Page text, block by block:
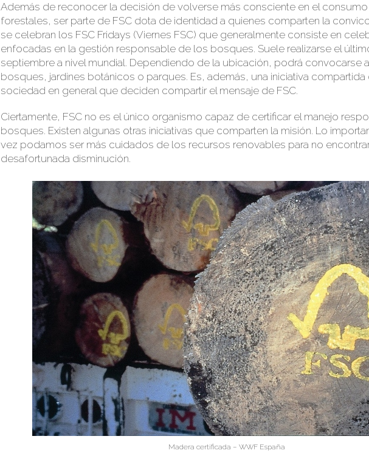
Además de reconocer la decisión de volverse más consciente en el
forestales, ser parte de FSC dota de identidad a quienes comparten la
se celebran los FSC Fridays (Viernes FSC) que generalmente consiste en
enfocadas en la gestión responsable de los bosques. Suele realizarse el
septiembre a nivel mundial. Dependiendo de la ubicación, podrá convocarse
bosques, jardines botánicos o parques. Es, además, una iniciativa
sociedad en general que deciden compartir el mensaje de FSC.
Ciertamente, FSC no es el único organismo capaz de certificar el manejo
bosques. Existen algunas otras iniciativas que comparten la misión. Lo
vez podamos ser más cuidados de los recursos renovables para no
desafortunada disminución.
Madera certificada – WWF España